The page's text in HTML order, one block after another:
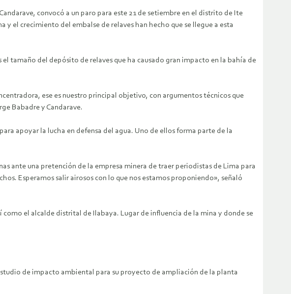
convocó a un paro para este 21 de setiembre en el distrito de Ite
y el crecimiento del embalse de relaves han hecho que se llegue a esta
tamaño del depósito de relaves que ha causado gran impacto en la bahía de
ese es nuestro principal objetivo, con argumentos técnicos que
Babadre y Candarave.
apoyar la lucha en defensa del agua. Uno de ellos forma parte de la
ante una pretención de la empresa minera de traer periodistas de Lima para
Esperamos salir airosos con lo que nos estamos proponiendo», señaló
como el alcalde distrital de Ilabaya. Lugar de influencia de la mina y donde se
de impacto ambiental para su proyecto de ampliación de la planta